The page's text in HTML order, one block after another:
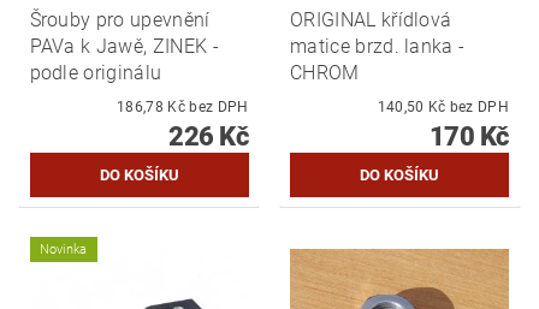
Šrouby pro upevnění
PAVa k Jawě, ZINEK -
podle originálu
186,78 Kč bez DPH
226 Kč
ORIGINAL křídlová
matice brzd. lanka -
CHROM
140,50 Kč bez DPH
170 Kč
Novinka